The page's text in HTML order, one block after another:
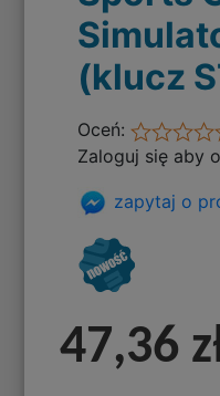
(klucz
Oceń:
Zaloguj się aby
zapytaj o
47,36